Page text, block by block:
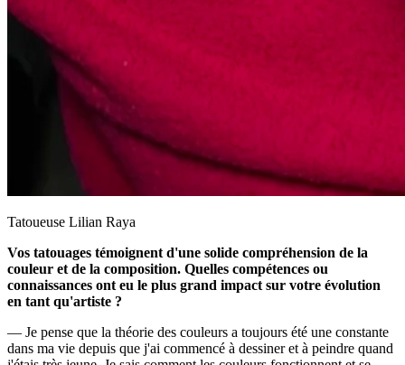
Tatoueuse Lilian Raya
Vos tatouages témoignent d'une solide compréhension de la
couleur et de la composition. Quelles compétences ou
connaissances ont eu le plus grand impact sur votre évolution
en tant qu'artiste ?
— Je pense que la théorie des couleurs a toujours été une constante
dans ma vie depuis que j'ai commencé à dessiner et à peindre quand